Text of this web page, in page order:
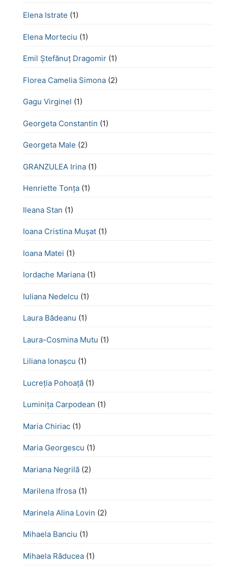
Elena Istrate (1)
Elena Morteciu (1)
Emil Ștefănuț Dragomir (1)
Florea Camelia Simona (2)
Gagu Virginel (1)
Georgeta Constantin (1)
Georgeta Male (2)
GRANZULEA Irina (1)
Henriette Tonţa (1)
Ileana Stan (1)
Ioana Cristina Mușat (1)
Ioana Matei (1)
Iordache Mariana (1)
Iuliana Nedelcu (1)
Laura Bădeanu (1)
Laura-Cosmina Mutu (1)
Liliana Ionașcu (1)
Lucreţia Pohoaţă (1)
Luminița Carpodean (1)
Maria Chiriac (1)
Maria Georgescu (1)
Mariana Negrilă (2)
Marilena Ifrosa (1)
Marinela Alina Lovin (2)
Mihaela Banciu (1)
Mihaela Răducea (1)